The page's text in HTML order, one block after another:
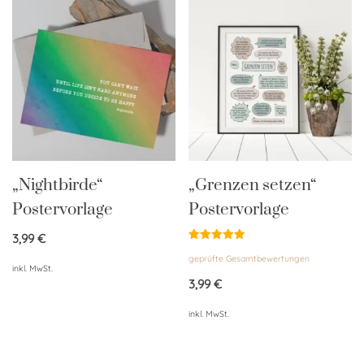
„Nightbirde“
Postervorlage
3,99€
inkl. MwSt.
„Grenzen setzen“
Postervorlage
mit
von 5
geprüfte Gesamtbewertungen
3,99€
inkl. MwSt.